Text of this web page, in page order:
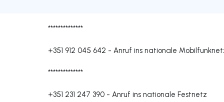
**************
+351 912 045 642 - Anruf ins nationale
**************
+351 231 247 390 - Anruf ins nationale Festnetz